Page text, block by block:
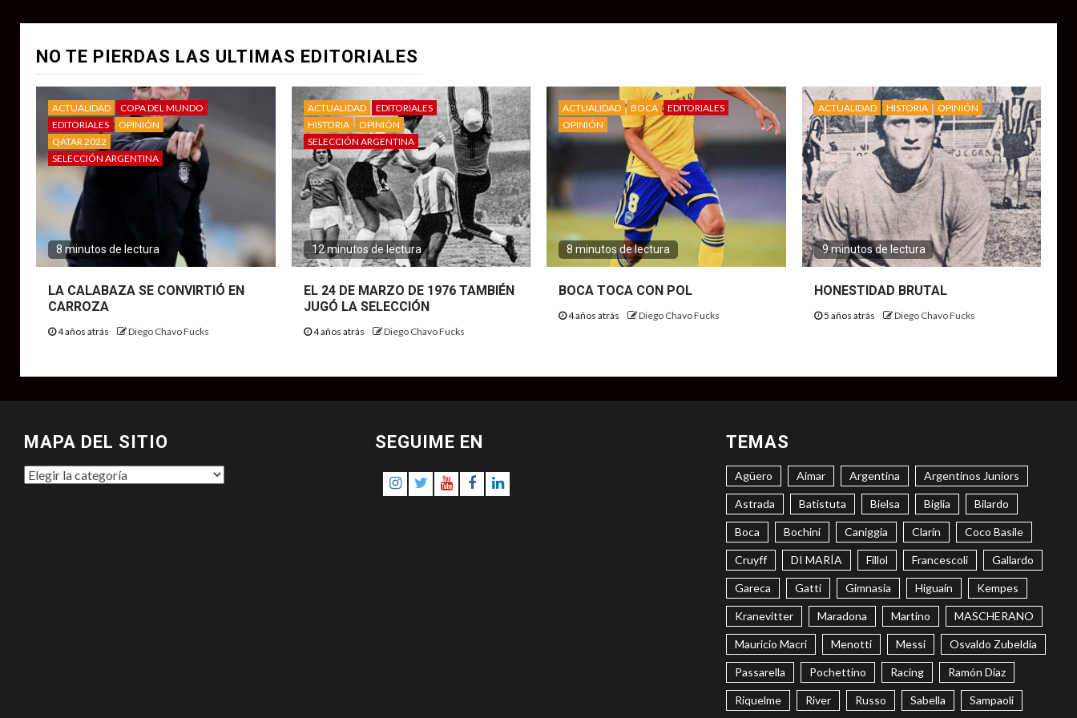
NO TE PIERDAS LAS ULTIMAS EDITORIALES
ACTUALIDAD
COPA DEL MUNDO
EDITORIALES
OPINIÓN
QATAR 2022
SELECCIÓN ARGENTINA
8 minutos de lectura
LA CALABAZA SE CONVIRTIÓ EN
CARROZA
4 años atrás Diego Chavo Fucks
ACTUALIDAD
EDITORIALES
HISTORIA
OPINIÓN
SELECCIÓN ARGENTINA
12 minutos de lectura
EL 24 DE MARZO DE 1976 TAMBIÉN
JUGÓ LA SELECCIÓN
4 años atrás Diego Chavo Fucks
ACTUALIDAD BOCA
EDITORIALES
OPINIÓN
8 minutos de lectura
BOCA TOCA CON POL
4 años atrás Diego Chavo Fucks
ACTUALIDAD HISTORIA OPINIÓN
9 minutos de lectura
HONESTIDAD BRUTAL
5 años atrás Diego Chavo Fucks
MAPA DEL SITIO
MAPA
SEGUIME EN
Instagram
TwitterYoutubeFacebookLinkedIn
TEMAS
Agüero Aimar Argentina Argentinos Juniors
Astrada Batistuta Bielsa Biglia Bilardo
Boca Bochini Caniggia Clarín Coco Basile
Cruyff DI MARÍA Fillol Francescoli Gallardo
Gareca Gatti Gimnasia Higuaín Kempes
Kranevitter Maradona Martino MASCHERANO
Mauricio Macri Menotti Messi Osvaldo Zubeldía
Passarella Pochettino Racing Ramón Díaz
Riquelme River Russo Sabella Sampaoli